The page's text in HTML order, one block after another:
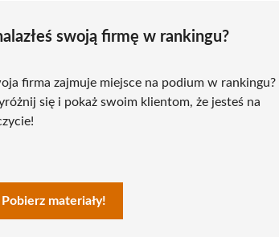
swoją firmę w rankingu?
firma zajmuje miejsce na podium w rankingu?
się i pokaż swoim klientom, że jesteś na
Pobierz materiały!